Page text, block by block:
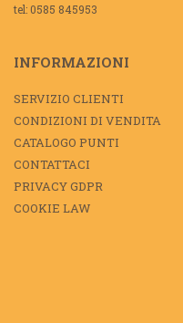
tel: 0585 845953
INFORMAZIONI
SERVIZIO CLIENTI
CONDIZIONI DI VENDITA
CATALOGO PUNTI
CONTATTACI
PRIVACY GDPR
COOKIE LAW